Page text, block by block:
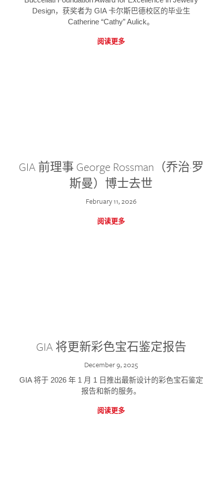
Design，获奖者为 GIA 卡尔斯巴德校区的毕业生
Catherine “Cathy” Aulick。
阅读更多
GIA 前理事 George Rossman（乔治·罗
斯曼）博士去世
February 11, 2026
阅读更多
GIA 将更新彩色宝石鉴定报告
December 9, 2025
GIA 将于 2026 年 1 月 1 日推出最新设计的彩色宝石鉴定
报告和新的服务。
阅读更多